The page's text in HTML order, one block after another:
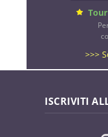
>>>
ISCRIVITI